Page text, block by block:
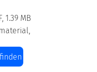
1.39 MB